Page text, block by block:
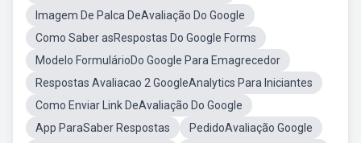
Imagem De Palca DeAvaliação Do Google
Como Saber asRespostas Do Google Forms
Modelo FormulárioDo Google Para Emagrecedor
Respostas Avaliacao 2 GoogleAnalytics Para Iniciantes
Como Enviar Link DeAvaliação Do Google
App ParaSaber Respostas
PedidoAvaliação Google